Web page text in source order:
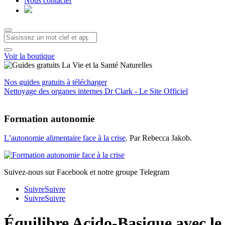
Voir la boutique
Nos guides gratuits à télécharger
Nettoyage des organes internes Dr Clark - Le Site Officiel
Formation autonomie
L’autonomie alimentaire face à la crise. Par Rebecca Jakob.
Suivez-nous sur Facebook et notre groupe Telegram
SuivreSuivre
SuivreSuivre